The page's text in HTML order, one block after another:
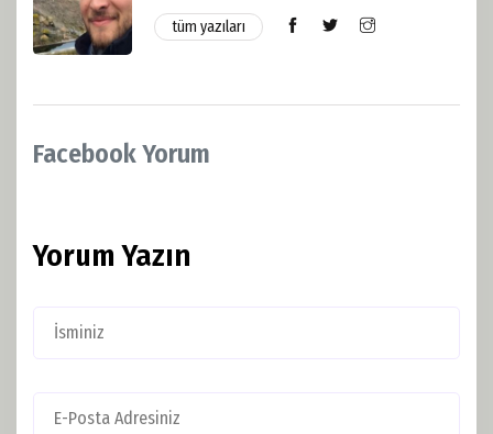
tüm yazıları
Facebook Yorum
Yorum Yazın